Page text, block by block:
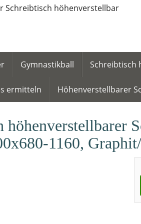
Gymnastikball Schreibtisch
ermitteln Höhenverstellbarer
höhenverstellbarer
1160,